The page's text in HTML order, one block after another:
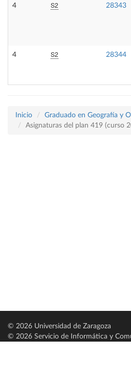
4 S2 28343
4 S2 28344
Inicio
Graduado en Geografía y
Asignaturas del plan 419 (curso
© 2026 Universidad de Zaragoza
© 2026 Servicio de Informática y